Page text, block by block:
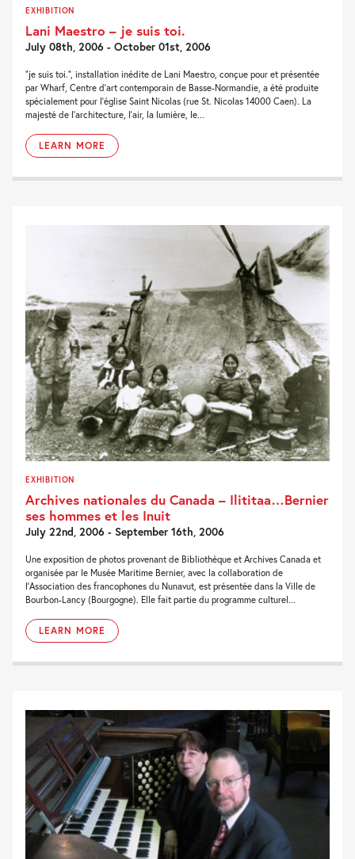
EXHIBITION
Lani Maestro – je suis toi.
July 08th, 2006 - October 01st, 2006
“je suis toi.”, installation inédite de Lani Maestro, conçue pour et présentée
par Wharf, Centre d’art contemporain de Basse-Normandie, a été produite
spécialement pour l’église Saint Nicolas (rue St. Nicolas 14000 Caen). La
majesté de l’architecture, l’air, la lumière, le...
LEARN MORE
EXHIBITION
Archives nationales du Canada – Ilititaa…Bernier
ses hommes et les Inuit
July 22nd, 2006 - September 16th, 2006
Une exposition de photos provenant de Bibliothèque et Archives Canada et
organisée par le Musée Maritime Bernier, avec la collaboration de
l’Association des francophones du Nunavut, est présentée dans la Ville de
Bourbon-Lancy (Bourgogne). Elle fait partie du programme culturel...
LEARN MORE